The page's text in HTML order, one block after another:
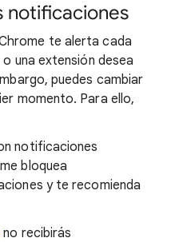
notificaciones
te alerta cada
una extensión desea
puedes cambiar
momento. Para ello,
notificaciones
bloquea
y te recomienda
no recibirás